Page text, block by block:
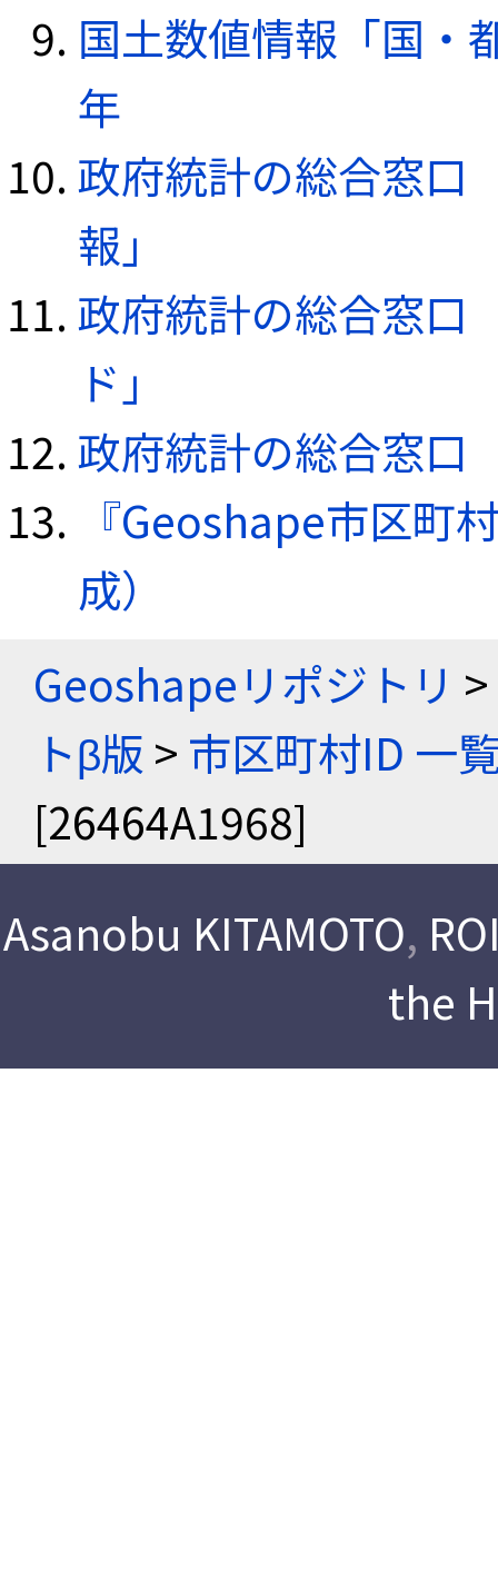
国土数値情報「国・
年
政府統計の総合窓口
報」
政府統計の総合窓口
ド」
政府統計の総合窓口
『Geoshape市区町
成）
Geoshapeリポジトリ >
トβ版 > 市区町村ID 一
[26464A1968]
Asanobu KITAMOTO,
the